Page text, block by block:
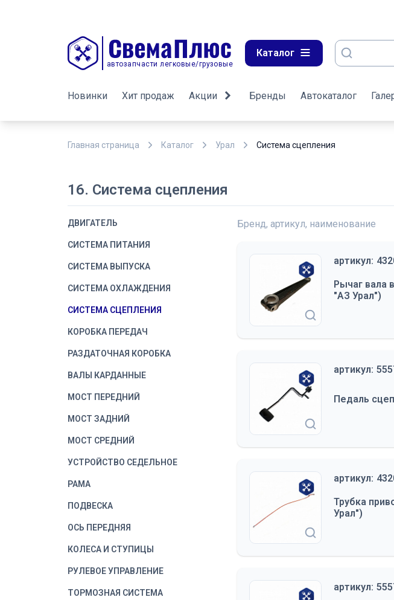
автозапчасти легковые/грузовые
Каталог
Новинки Хит продаж Акции Бренды Автокаталог
Главная страница Каталог Урал Система сцепления
16. Система сцепления
ДВИГАТЕЛЬ
СИСТЕМА ПИТАНИЯ
СИСТЕМА ВЫПУСКА
СИСТЕМА ОХЛАЖДЕНИЯ
СИСТЕМА СЦЕПЛЕНИЯ
КОРОБКА ПЕРЕДАЧ
РАЗДАТОЧНАЯ КОРОБКА
ВАЛЫ КАРДАННЫЕ
МОСТ ПЕРЕДНИЙ
МОСТ ЗАДНИЙ
МОСТ СРЕДНИЙ
УСТРОЙСТВО СЕДЕЛЬНОЕ
РАМА
ПОДВЕСКА
ОСЬ ПЕРЕДНЯЯ
КОЛЕСА И СТУПИЦЫ
РУЛЕВОЕ УПРАВЛЕНИЕ
ТОРМОЗНАЯ СИСТЕМА
Бренд, артикул, наименование
артикул:
Рычаг вала
"АЗ Урал")
артикул:
Педаль
артикул:
Трубка
Урал")
артикул: